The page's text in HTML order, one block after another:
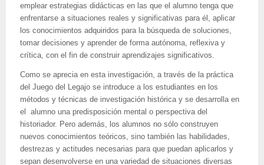
emplear estrategias didácticas en las que el alumno tenga que
enfrentarse a situaciones reales y significativas para él, aplicar
los conocimientos adquiridos para la búsqueda de soluciones,
tomar decisiones y aprender de forma autónoma, reflexiva y
crítica, con el fin de construir aprendizajes significativos.
Como se aprecia en esta investigación, a través de la práctica
del Juego del Legajo se introduce a los estudiantes en los
métodos y técnicas de investigación histórica y se desarrolla en
el alumno una predisposición mental o perspectiva del
historiador. Pero además, los alumnos no sólo construyen
nuevos conocimientos teóricos, sino también las habilidades,
destrezas y actitudes necesarias para que puedan aplicarlos y
sepan desenvolverse en una variedad de situaciones diversas